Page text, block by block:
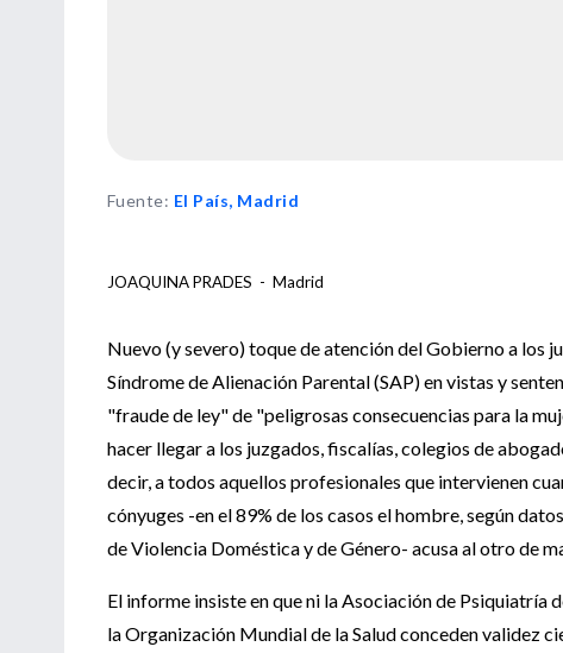
Fuente: El País, Madrid
JOAQUINA PRADES - Madrid
Nuevo (y severo) toque de atención del Gobierno a los
Síndrome de Alienación Parental (SAP) en vistas y
"fraude de ley" de "peligrosas consecuencias para la
hacer llegar a los juzgados, fiscalías, colegios de
decir, a todos aquellos profesionales que intervienen
cónyuges -en el 89% de los casos el hombre, según
de Violencia Doméstica y de Género- acusa al otro de
El informe insiste en que ni la Asociación de Psiquiatría
la Organización Mundial de la Salud conceden validez